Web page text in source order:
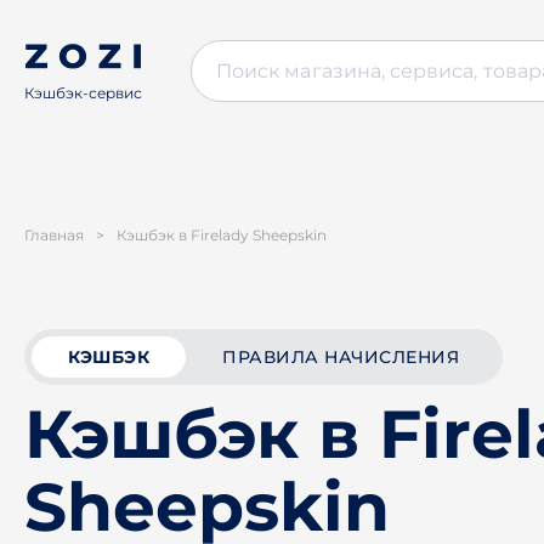
Кэшбэк-сервис
Главная > Кэшбэк в Firelady Sheepskin
КЭШБЭК ПРАВИЛА НАЧИСЛЕНИЯ
Кэшбэк в
Sheepskin